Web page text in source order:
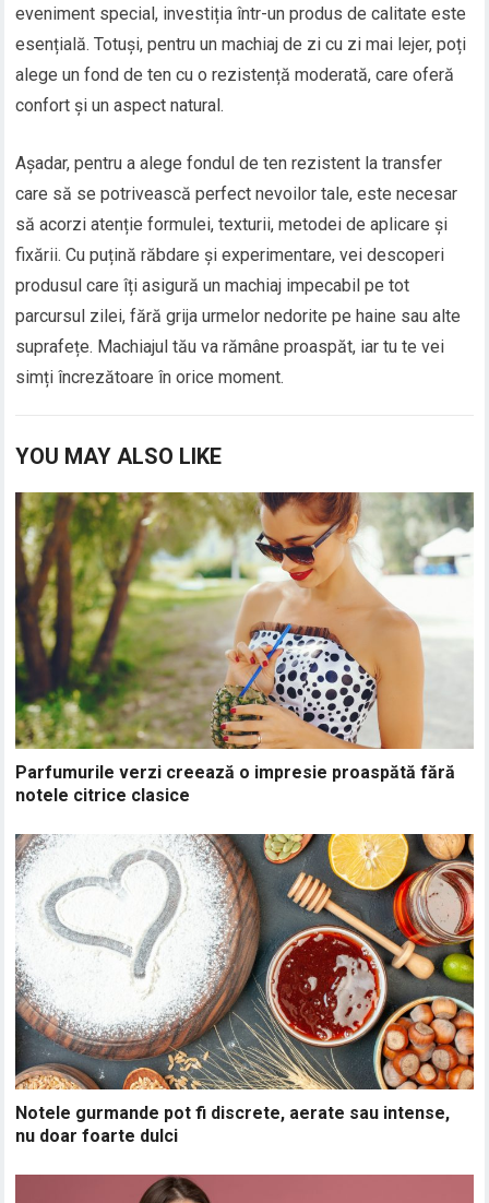
eveniment special, investiția într-un produs de calitate este
esențială. Totuși, pentru un machiaj de zi cu zi mai lejer, poți
alege un fond de ten cu o rezistență moderată, care oferă
confort și un aspect natural.
Așadar, pentru a alege fondul de ten rezistent la transfer
care să se potrivească perfect nevoilor tale, este necesar
să acorzi atenție formulei, texturii, metodei de aplicare și
fixării. Cu puțină răbdare și experimentare, vei descoperi
produsul care îți asigură un machiaj impecabil pe tot
parcursul zilei, fără grija urmelor nedorite pe haine sau alte
suprafețe. Machiajul tău va rămâne proaspăt, iar tu te vei
simți încrezătoare în orice moment.
YOU MAY ALSO LIKE
Parfumurile verzi creează o impresie proaspătă fără
notele citrice clasice
Notele gurmande pot fi discrete, aerate sau intense,
nu doar foarte dulci